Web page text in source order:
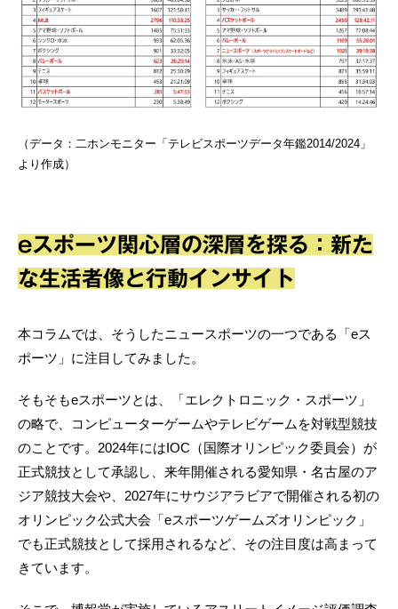
（データ：二ホンモニター「テレビスポーツデータ年鑑2014/2024」
より作成）
eスポーツ関心層の深層を探る：新た
な生活者像と行動インサイト
本コラムでは、そうしたニュースポーツの一つである「eス
ポーツ」に注目してみました。
そもそもeスポーツとは、「エレクトロニック・スポーツ」
の略で、コンピューターゲームやテレビゲームを対戦型競技
のことです。2024年にはIOC（国際オリンピック委員会）が
正式競技として承認し、来年開催される愛知県・名古屋のア
ジア競技大会や、2027年にサウジアラビアで開催される初の
オリンピック公式大会「eスポーツゲームズオリンピック」
でも正式競技として採用されるなど、その注目度は高まって
きています。